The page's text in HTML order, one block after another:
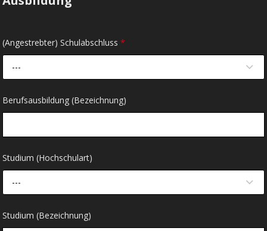
(Angestrebter) Schulabschluss*
---
Berufsausbildung (Bezeichnung)
Studium (Hochschulart)
---
Studium (Bezeichnung)